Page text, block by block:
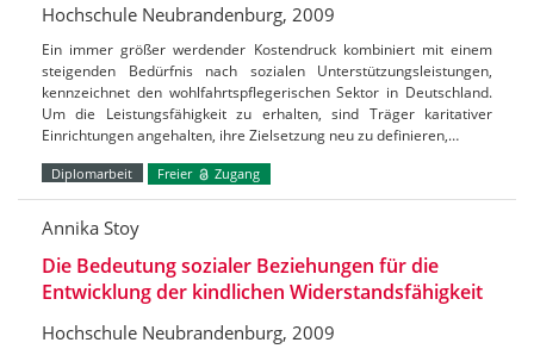
Hochschule Neubrandenburg, 2009
Ein immer größer werdender Kostendruck kombiniert mit einem
steigenden Bedürfnis nach sozialen Unterstützungsleistungen,
kennzeichnet den wohlfahrtspflegerischen Sektor in Deutschland.
Um die Leistungsfähigkeit zu erhalten, sind Träger karitativer
Einrichtungen angehalten, ihre Zielsetzung neu zu definieren,…
Diplomarbeit Freier Zugang
Annika Stoy
Die Bedeutung sozialer Beziehungen für die
Entwicklung der kindlichen Widerstandsfähigkeit
Hochschule Neubrandenburg, 2009